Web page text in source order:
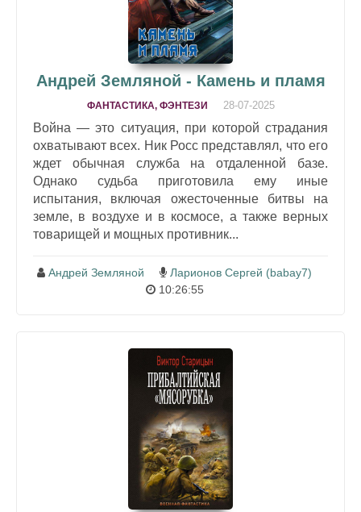
Андрей Земляной - Камень и пламя
ФАНТАСТИКА, ФЭНТЕЗИ 28-07-2025
Война — это ситуация, при которой страдания
охватывают всех. Ник Росс представлял, что его
ждет обычная служба на отдаленной базе.
Однако судьба приготовила ему иные
испытания, включая ожесточенные битвы на
земле, в воздухе и в космосе, а также верных
товарищей и мощных противник...
Андрей Земляной
Ларионов Сергей (babay7)
10:26:55